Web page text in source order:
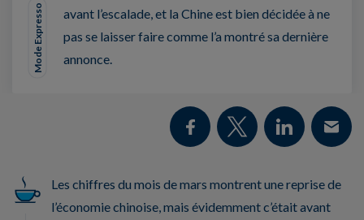
Mode Expresso
avant l’escalade, et la Chine est bien décidée à ne
pas se laisser faire comme l’a montré sa dernière
annonce.
Les chiffres du mois de mars montrent une reprise de
l’économie chinoise, mais évidemment c’était avant